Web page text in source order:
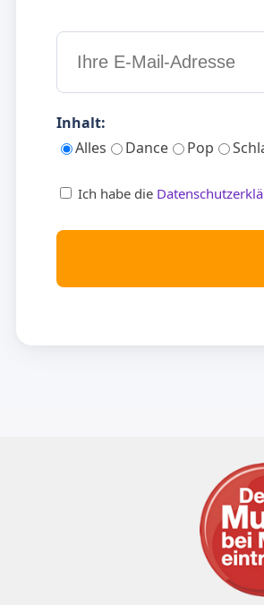
Inhalt:
Alles
Dance Pop
Ich habe die